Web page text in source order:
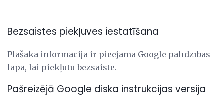
Bezsaistes piekļuves iestatīšana
Plašāka informācija ir pieejama Google palīdzības
lapā, lai piekļūtu bezsaistē.
Pašreizējā Google diska instrukcijas versija